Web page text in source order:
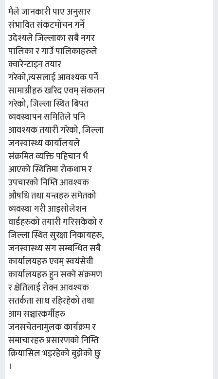
मैले जानकारी पाए अनुसार
संभावित संकटमोचन गर्ने
उदेश्यले जिल्लाका सबै नगर
पालिका र गाउँ पालिकाहरुले
क्वारेन्टाइन तयार
गरेको,त्यसलाई आवश्यक पर्ने
सामाग्रीहरु खरिद एवम् संकलन
गरेको, जिल्ला स्थित बिपत
व्यवस्थापन समितिले पनि
आवश्यक तयारी गरेको, जिल्ला
जनस्वास्थ्य कार्यालयले
संक्रमित व्यक्ति पहिचान भै
आएको स्थितिमा रोकथाम र
उपचारको निम्ति आवश्यक
औषधि तथा यन्त्रहरु समेतको
व्यवस्था गरी आइसोलेशन
वार्डहरुको तयारी गरिसकेको र
जिल्ला स्थित सुरक्षा निकायहरु,
जनस्वास्थ्य संग सम्बन्धित सबै
कार्यालयहरु एवम् स्वयंसेवी
कार्यालयहरु हुन सक्ने संक्रमण
र क्षेतिलाई रोक्न आवश्यक
सतर्कता साथ रहिरहेको तथा
आम सञ्चारकर्मीहरु
जनसचेतनामुलक कार्यक्रम र
समाचारहरु प्रसारणको निम्ति
क्रियासिल भइरहेको बुझेको छु
।